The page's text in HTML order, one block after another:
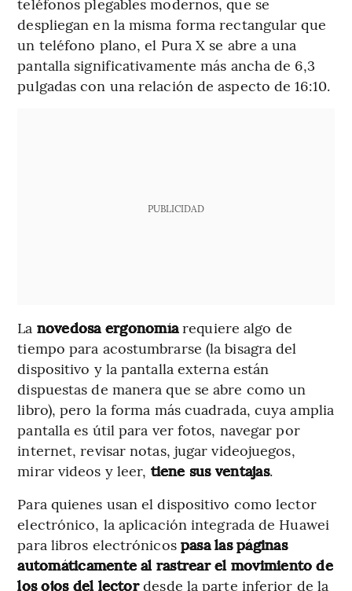
despliegan en la misma forma rectangular que
un teléfono plano, el Pura X se abre a una
pantalla significativamente más ancha de 6,3
pulgadas con una relación de aspecto de 16:10.
PUBLICIDAD
La novedosa ergonomíarequiere algo de
tiempo para acostumbrarse (la bisagra del
dispositivo y la pantalla externa están
dispuestas de manera que se abre como un
libro), pero la forma más cuadrada, cuya amplia
pantalla es útil para ver fotos, navegar por
internet, revisar notas, jugar videojuegos,
mirar videos y leer, tiene sus ventajas.
Para quienes usan el dispositivo como lector
electrónico, la aplicación integrada de Huawei
para libros electrónicos pasa las páginas
automáticamente al rastrear el movimiento de
los ojos del lectordesde la parte inferior de la